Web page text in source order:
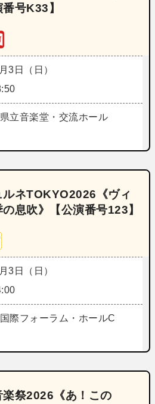
号K33】
3日（日）
立音楽堂・交流ホール
ルネTOKYO2026《ヴィ
息吹》【公演番号123】
3日（日）
際フォーラム・ホールC
祭2026《あ！この